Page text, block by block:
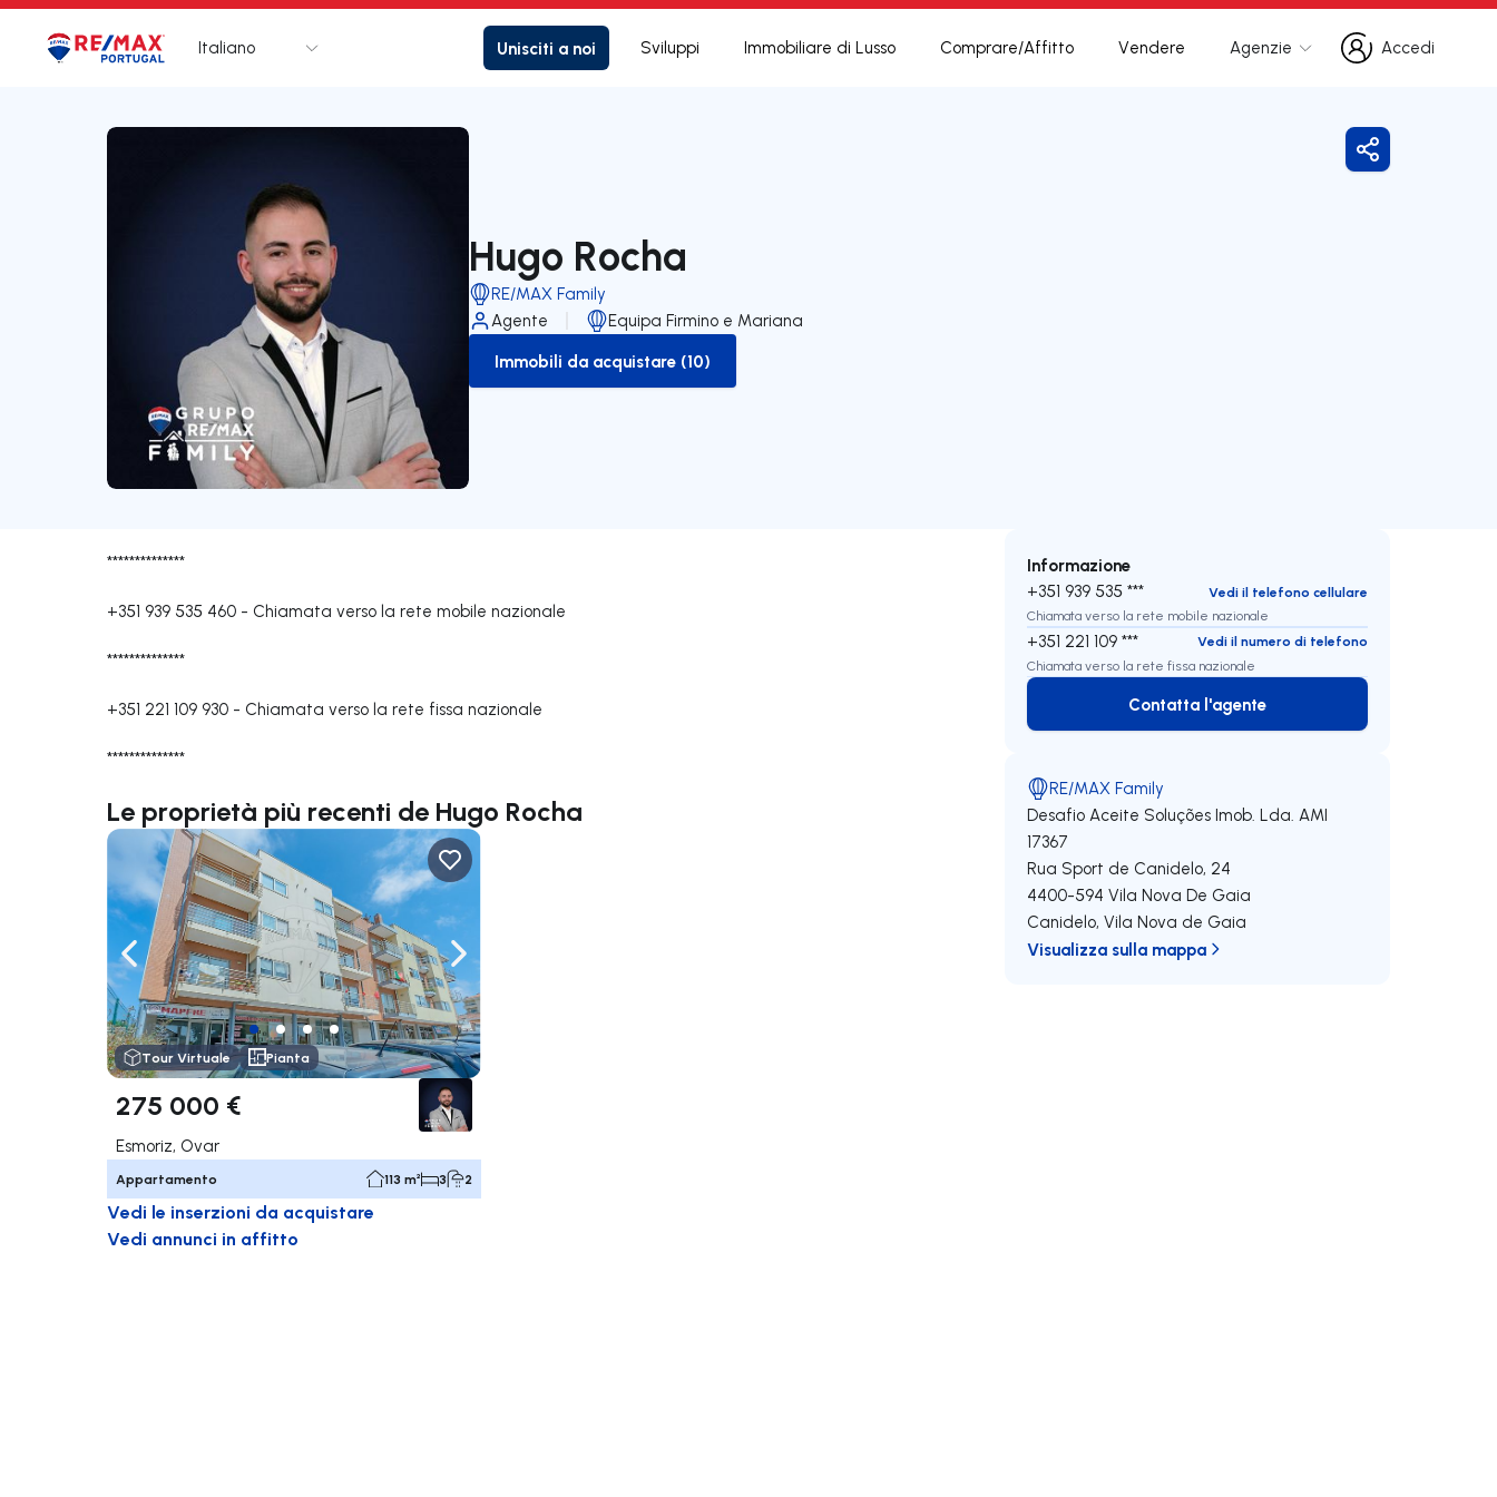
Logo Vai alla homepage
Italiano Unisciti a noi Sviluppi Immobiliare di Lusso Comprare/Affitto Vendere Agenzie
Accedi
Accedi
Hugo Rocha
RE/MAX Family
Agente
Equipa Firmino e Mariana
to-buy-listing
Immobili da acquistare (10)
Condividi
**************
+351 939 535 460 - Chiamata verso la rete mobile nazionale
**************
+351 221 109 930 - Chiamata verso la rete fissa nazionale
**************
Le proprietà più recenti de Hugo Rocha
Naviga a sinistra Naviga a destra
Tour Virtuale Pianta
275 000 €
Esmoriz, Ovar
Appartamento 113 m² 3 2
Vedi le inserzioni da acquistare
Vedi annunci in affitto
Informazione
+351 939 535 ***
Vedi il telefono cellulare
Chiamata verso la rete mobile nazionale
+351 221 109 ***
Vedi il numero di telefono
Chiamata verso la rete fissa nazionale
Contatta l'agente
Contatta l'agente
RE/MAX Family
Desafio Aceite Soluções Imob. Lda. AMI
17367
Rua Sport de Canidelo, 24
4400-594 Vila Nova De Gaia
Canidelo,Vila Nova de Gaia
Visualizza sulla mappa